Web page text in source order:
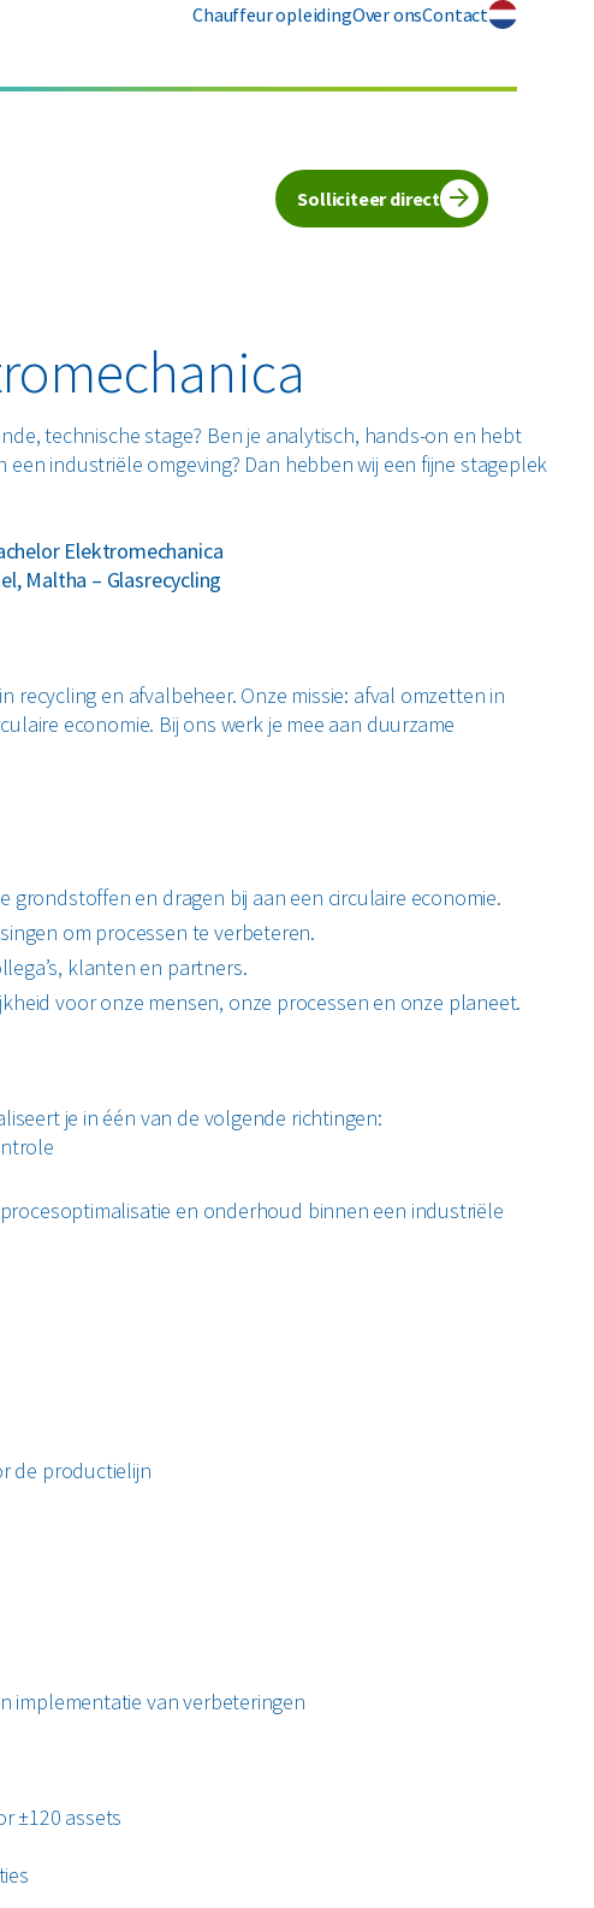
Chauffeur opleidingOver onsContact
Solliciteer direct
technische stage? Ben je analytisch, hands-on en hebt
industriële omgeving? Dan hebben wij een fijne stageplek
Elektromechanica
Maltha – Glasrecycling
recycling en afvalbeheer. Onze missie: afval omzetten in
economie. Bij ons werk je mee aan duurzame
grondstoffen en dragen bij aan een circulaire economie.
om processen te verbeteren.
klanten en partners.
voor onze mensen, onze processen en onze planeet.
je in één van de volgende richtingen:
en onderhoud binnen een industriële
de productielijn
implementatie van verbeteringen
±120 assets